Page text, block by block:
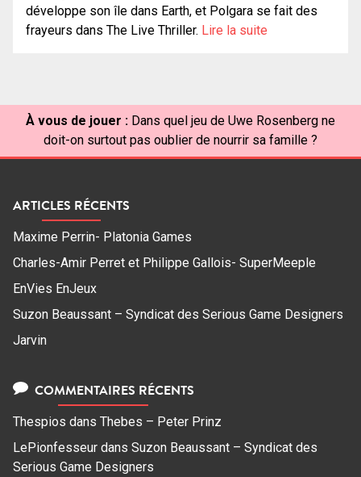
développe son île dans Earth, et Polgara se fait des
frayeurs dans The Live Thriller. Lire la suite
À vous de jouer : Dans quel jeu de Uwe Rosenberg ne
doit-on surtout pas oublier de nourrir sa famille ?
ARTICLES RÉCENTS
Maxime Perrin- Platonia Games
Charles-Amir Perret et Philippe Gallois- SuperMeeple
EnVies EnJeux
Suzon Beaussant – Syndicat des Serious Game Designers
Jarvin
COMMENTAIRES RÉCENTS
Thespios dans Thebes – Peter Prinz
LePionfesseur dans Suzon Beaussant – Syndicat des
Serious Game Designers